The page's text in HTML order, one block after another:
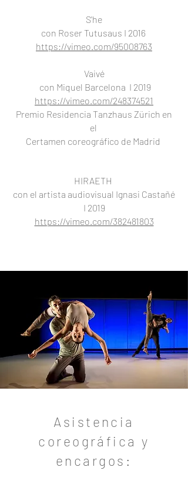
S'he
con Roser Tutusaus I 2016
https://vimeo.com/95008763
Vaivé
con Miquel Barcelona I 2019
https://vimeo.com/248374521
Premio Residencia Tanzhaus Zürich en
el
Certamen coreográfico de Madrid
HIRAETH
con el artista audiovisual Ignasi Castañé
I 2019
https://vimeo.com/382481803
Asistencia
coreográfica y
encargos: